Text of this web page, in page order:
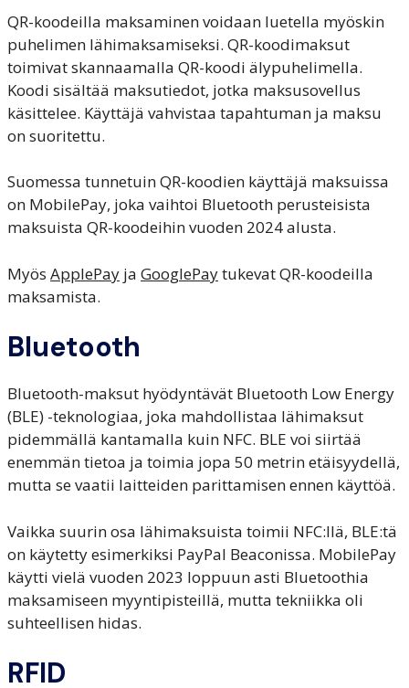
QR-koodeilla maksaminen voidaan luetella myöskin
puhelimen lähimaksamiseksi. QR-koodimaksut
toimivat skannaamalla QR-koodi älypuhelimella.
Koodi sisältää maksutiedot, jotka maksusovellus
käsittelee. Käyttäjä vahvistaa tapahtuman ja maksu
on suoritettu.
Suomessa tunnetuin QR-koodien käyttäjä maksuissa
on MobilePay, joka vaihtoi Bluetooth perusteisista
maksuista QR-koodeihin vuoden 2024 alusta.
Myös ApplePay ja GooglePaytukevat QR-koodeilla
maksamista.
Bluetooth
Bluetooth-maksut hyödyntävät Bluetooth Low Energy
(BLE) -teknologiaa, joka mahdollistaa lähimaksut
pidemmällä kantamalla kuin NFC. BLE voi siirtää
enemmän tietoa ja toimia jopa 50 metrin etäisyydellä,
mutta se vaatii laitteiden parittamisen ennen käyttöä.
Vaikka suurin osa lähimaksuista toimii NFC:llä, BLE:tä
on käytetty esimerkiksi PayPal Beaconissa. MobilePay
käytti vielä vuoden 2023 loppuun asti Bluetoothia
maksamiseen myyntipisteillä, mutta tekniikka oli
suhteellisen hidas.
RFID